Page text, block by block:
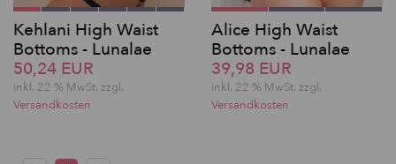
Kehlani High Waist
Bottoms - Lunalae
50,24 EUR
inkl. 22 % MwSt. zzgl.
Versandkosten
Alice High Waist
Bottoms - Lunalae
39,98 EUR
inkl. 22 % MwSt. zzgl.
Versandkosten